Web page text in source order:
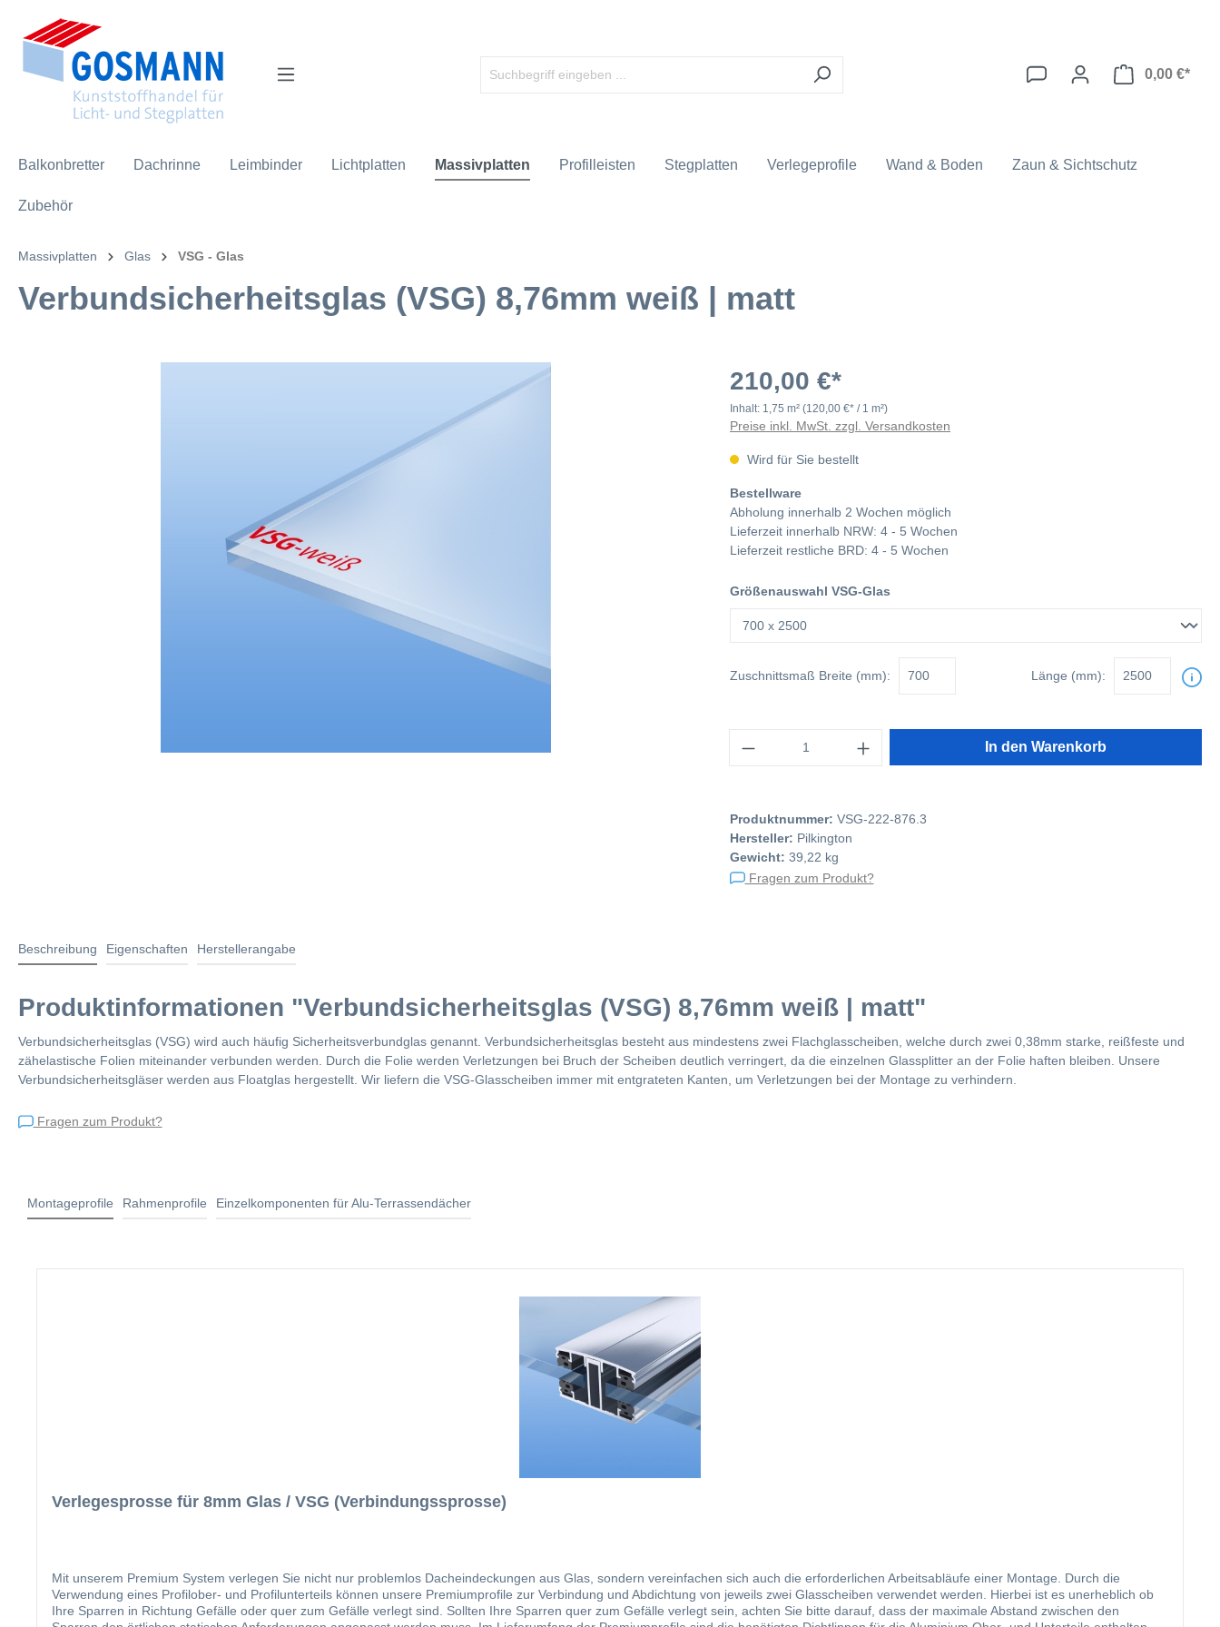
springen
0,00 €*
Balkonbretter Dachrinne Leimbinder Lichtplatten Massivplatten Profilleisten Stegplatten Verlegeprofile Wand & Boden Zaun & Sichtschutz
Zubehör
Massivplatten Glas VSG - Glas
Verbundsicherheitsglas (VSG) 8,76mm weiß | matt
210,00 €*
Inhalt: 1,75 m² (120,00 €* / 1 m²)
Preise inkl. MwSt. zzgl. Versandkosten
Wird für Sie bestellt
Bestellware
Abholung innerhalb 2 Wochen möglich
Lieferzeit innerhalb NRW: 4 - 5 Wochen
Lieferzeit restliche BRD: 4 - 5 Wochen
Größenauswahl VSG-Glas
Zuschnittsmaß Breite (mm): Länge (mm):
In den Warenkorb
Produktnummer: VSG-222-876.3
Hersteller: Pilkington
Gewicht: 39,22 kg
Fragen zum Produkt?
Beschreibung Eigenschaften Herstellerangabe
Produktinformationen "Verbundsicherheitsglas (VSG) 8,76mm weiß | matt"
Verbundsicherheitsglas (VSG) wird auch häufig Sicherheitsverbundglas genannt. Verbundsicherheitsglas besteht aus mindestens zwei Flachglasscheiben, welche durch zwei 0,38mm starke, reißfeste und
zähelastische Folien miteinander verbunden werden. Durch die Folie werden Verletzungen bei Bruch der Scheiben deutlich verringert, da die einzelnen Glassplitter an der Folie haften bleiben. Unsere
Verbundsicherheitsgläser werden aus Floatglas hergestellt. Wir liefern die VSG-Glasscheiben immer mit entgrateten Kanten, um Verletzungen bei der Montage zu verhindern.
Fragen zum Produkt?
Montageprofile Rahmenprofile Einzelkomponenten für Alu-Terrassendächer
Verlegesprosse für 8mm Glas / VSG (Verbindungssprosse)
Mit unserem Premium System verlegen Sie nicht nur problemlos Dacheindeckungen aus Glas, sondern vereinfachen sich auch die erforderlichen Arbeitsabläufe einer Montage. Durch die
Verwendung eines Profilober- und Profilunterteils können unsere Premiumprofile zur Verbindung und Abdichtung von jeweils zwei Glasscheiben verwendet werden. Hierbei ist es unerheblich ob
Ihre Sparren in Richtung Gefälle oder quer zum Gefälle verlegt sind. Sollten Ihre Sparren quer zum Gefälle verlegt sein, achten Sie bitte darauf, dass der maximale Abstand zwischen den